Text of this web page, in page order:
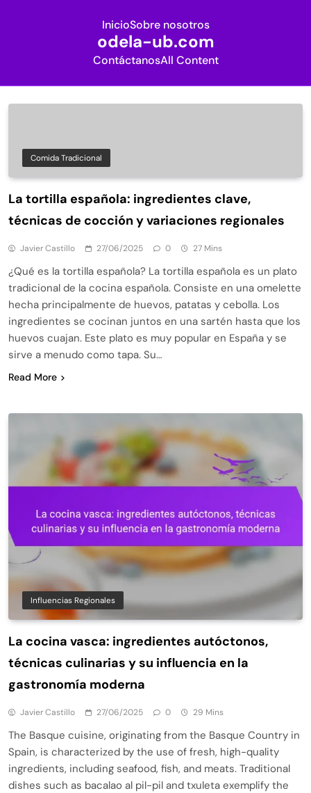
InicioSobre nosotros
odela-ub.com
ContáctanosAll Content
Comida Tradicional
La tortilla española: ingredientes clave,
técnicas de cocción y variaciones regionales
Javier Castillo 27/06/2025 0 27 Mins
¿Qué es la tortilla española? La tortilla española es un plato
tradicional de la cocina española. Consiste en una omelette
hecha principalmente de huevos, patatas y cebolla. Los
ingredientes se cocinan juntos en una sartén hasta que los
huevos cuajan. Este plato es muy popular en España y se
sirve a menudo como tapa. Su…
Read More
Influencias Regionales
La cocina vasca: ingredientes autóctonos,
técnicas culinarias y su influencia en la
gastronomía moderna
Javier Castillo 27/06/2025 0 29 Mins
The Basque cuisine, originating from the Basque Country in
Spain, is characterized by the use of fresh, high-quality
ingredients, including seafood, fish, and meats. Traditional
dishes such as bacalao al pil-pil and txuleta exemplify the